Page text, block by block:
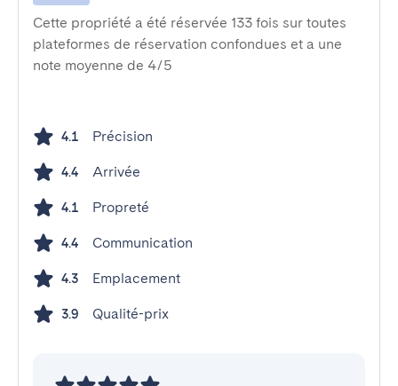
Cette propriété a été réservée 133 fois sur toutes
plateformes de réservation confondues et a une
note moyenne de 4/5
4.1 Précision
4.4 Arrivée
4.1 Propreté
4.4 Communication
4.3 Emplacement
3.9 Qualité-prix